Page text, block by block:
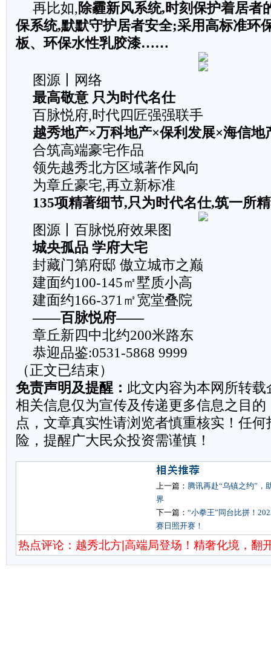
再比如,除霾新风系统,时刻保护着居者
保系统,默默守护居者安全;采用高标准环
板、环保水性乳胶漆……
图源丨网络
最高敬意 只为时代名仕
百脉悦府,时代四匠强强联手
越秀地产×万科地产×保利发展×海信地
合筑高端豪宅作品
领先越秀北方区域著作风向
为章丘豪宅,再立新标准
135项精著细节,只为时代名仕,筑一所
图源丨百脉悦府效果图
城央孤品 学府大宅
封藏门第府邸 傲立城市之巅
建面约100-145㎡墅质小高
建面约166-371㎡宽堂叠院
——百脉悦府——
章丘新四中北约200米路东
恭迎品鉴:0531-5868 9999
（正文已结束）
免责声明及提醒： 此文内容为本网所转
相关信息仅为宣传及传递更多信息之目
点，文章真实性请浏览者慎重核实！任
险，提醒广大民众投资需谨慎！
上一篇： 腾讯再赴“乌镇之约”，
界
下一篇： “小拳王”同台比拼！
赛日照开赛！
热点评论：越秀北方|高端局登场！精奢化境，翻